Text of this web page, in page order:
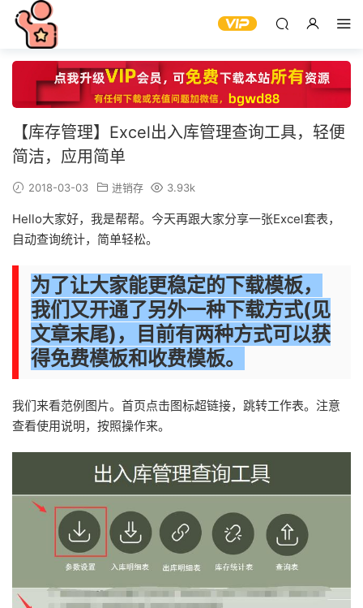
【库存管理】Excel出入库管理查询工具，轻便
简洁，应用简单
2018-03-03 进销存 3.93k
Hello大家好，我是帮帮。今天再跟大家分享一张Excel套表，
自动查询统计，简单轻松。
为了让大家能更稳定的下载模板，
我们又开通了另外一种下载方式(见
文章末尾)，目前有两种方式可以获
得免费模板和收费模板。
我们来看范例图片。首页点击图标超链接，跳转工作表。注意
查看使用说明，按照操作来。